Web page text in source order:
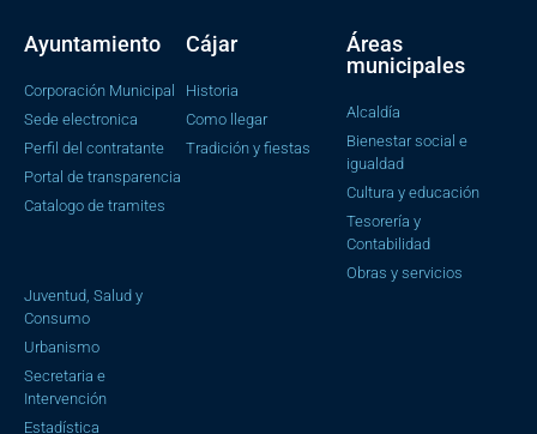
Ayuntamiento
Corporación Municipal
Sede electronica
Perfil del contratante
Portal de transparencia
Catalogo de tramites
Cájar
Historia
Como llegar
Tradición y fiestas
Áreas
municipales
Alcaldía
Bienestar social e
igualdad
Cultura y educación
Tesorería y
Contabilidad
Obras y servicios
Juventud, Salud y
Consumo
Urbanismo
Secretaria e
Intervención
Estadística